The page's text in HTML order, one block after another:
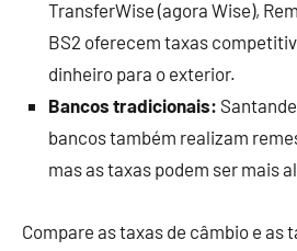
TransferWise (agora Wise),
BS2 oferecem taxas
dinheiro para o exterior.
Bancos tradicionais:
bancos também realizam
mas as taxas podem ser mais
Compare as taxas de câmbio e as